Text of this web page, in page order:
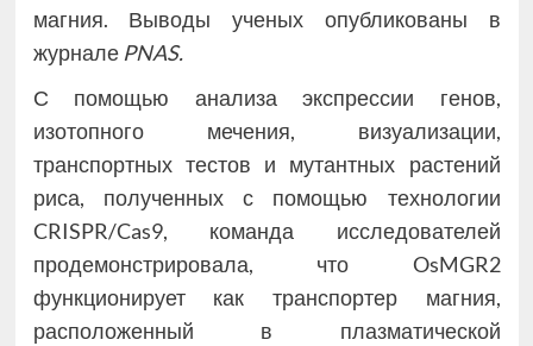
магния. Выводы ученых опубликованы в
журнале PNAS.
С помощью анализа экспрессии генов,
изотопного мечения, визуализации,
транспортных тестов и мутантных растений
риса, полученных с помощью технологии
CRISPR/Cas9, команда исследователей
продемонстрировала, что OsMGR2
функционирует как транспортер магния,
расположенный в плазматической